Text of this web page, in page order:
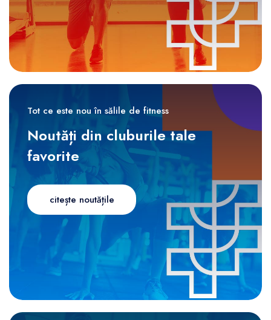
Tot ce este nou în sălile de fitness
Noutăți din cluburile tale
favorite
citește noutățile